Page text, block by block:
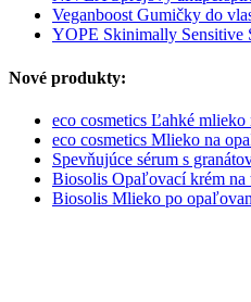
Veganboost Gumičky do
YOPE Skinimally Sensitive
Nové produkty:
eco cosmetics Ľahké
eco cosmetics Mlieko na
Spevňujúce sérum s
Biosolis Opaľovací krém na
Biosolis Mlieko po